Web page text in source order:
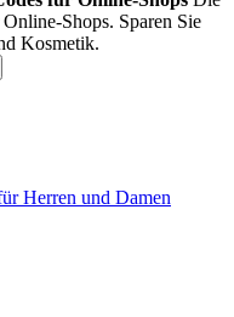
Shops. Sparen Sie
Kosmetik.
Herren und Damen